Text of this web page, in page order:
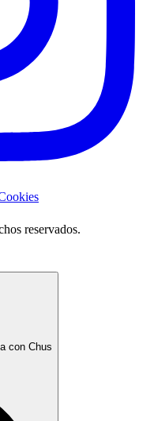
reservados.
con Chus